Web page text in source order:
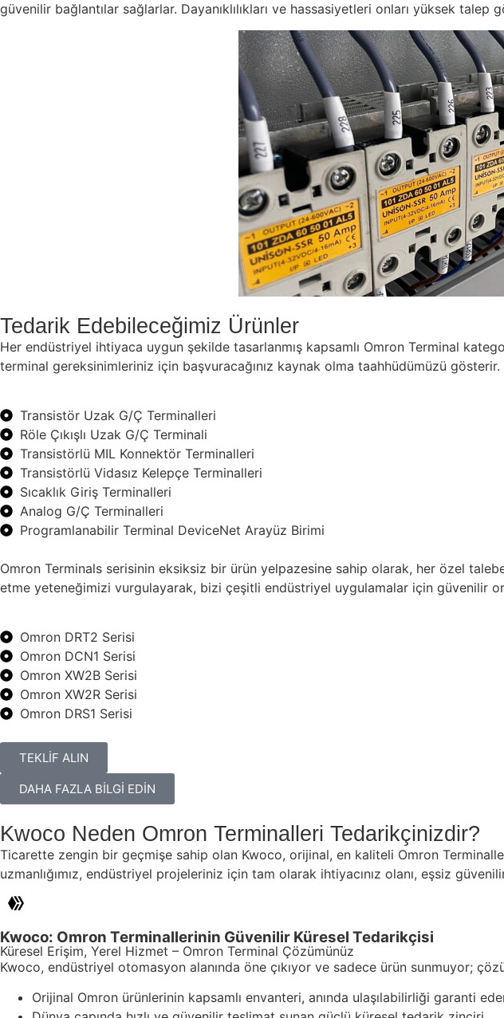
güvenilir bağlantılar sağlarlar. Dayanıklılıkları ve hassasiyetleri onları yüksek
Tedarik Edebileceğimiz Ürünler
Her endüstriyel ihtiyaca uygun şekilde tasarlanmış kapsamlı Omron Terminal
terminal gereksinimleriniz için başvuracağınız kaynak olma taahhüdümüzü gösterir.
Transistör Uzak G/Ç Terminalleri
Röle Çıkışlı Uzak G/Ç Terminali
Transistörlü MIL Konnektör Terminalleri
Transistörlü Vidasız Kelepçe Terminalleri
Sıcaklık Giriş Terminalleri
Analog G/Ç Terminalleri
Programlanabilir Terminal DeviceNet Arayüz Birimi
Omron Terminals serisinin eksiksiz bir ürün yelpazesine sahip olarak, her özel
etme yeteneğimizi vurgulayarak, bizi çeşitli endüstriyel uygulamalar için güvenilir
Omron DRT2 Serisi
Omron DCN1 Serisi
Omron XW2B Serisi
Omron XW2R Serisi
Omron DRS1 Serisi
TEKLİF ALIN
DAHA FAZLA BİLGİ EDİN
Kwoco Neden Omron Terminalleri Tedarikçinizdir?
Ticarette zengin bir geçmişe sahip olan Kwoco, orijinal, en kaliteli Omron
uzmanlığımız, endüstriyel projeleriniz için tam olarak ihtiyacınız olanı, eşsiz
Kwoco: Omron Terminallerinin Güvenilir Küresel Tedarikçisi
Küresel Erişim, Yerel Hizmet – Omron Terminal Çözümünüz
Kwoco, endüstriyel otomasyon alanında öne çıkıyor ve sadece ürün sunmuyor;
Orijinal Omron ürünlerinin kapsamlı envanteri, anında ulaşılabilirliği garanti